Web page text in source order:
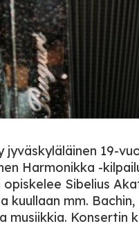
jyväskyläläinen 19-
Harmonikka -
opiskelee Sibelius
kuullaan mm.
musiikkia. Konsertin